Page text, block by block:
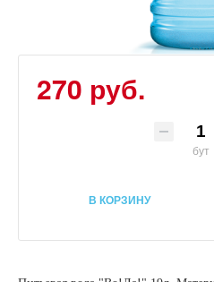
270 руб.
бут
В КОРЗИНУ